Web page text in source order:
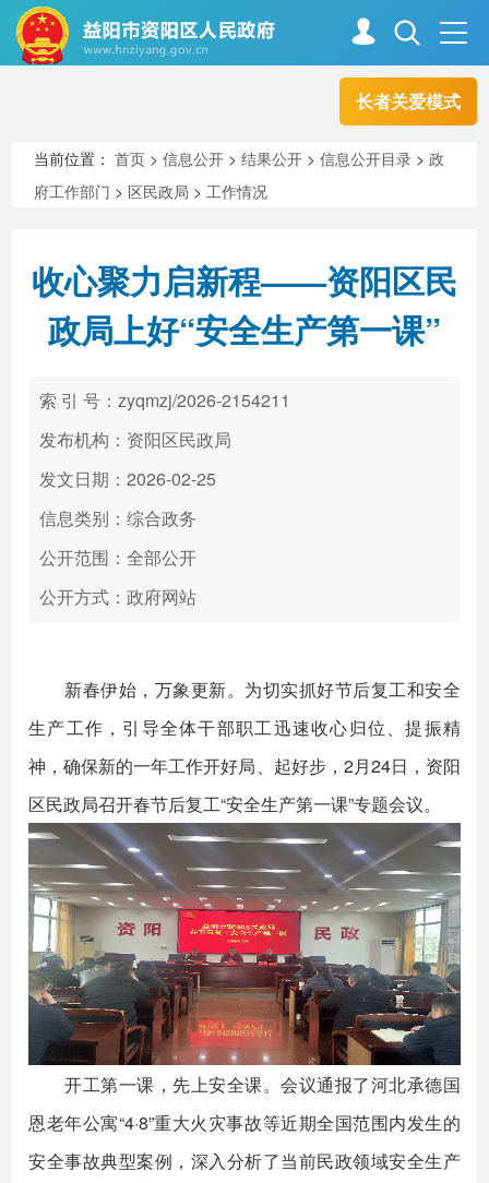
长者关爱模式
走进资阳
新闻中心 解读回应
政务服务
高效办成一件事
当前位置：首页 >信息公开 >结果公开 >信息公开目录 >政
府工作部门 > 区民政局 >工作情况
收心聚力启新程——资阳区民
政局上好“安全生产第一课”
索 引 号：zyqmzj/2026-2154211
发布机构：资阳区民政局
发文日期：2026-02-25
信息类别：综合政务
公开范围：全部公开
公开方式：政府网站
新春伊始，万象更新。为切实抓好节后复工和安全
生产工作，引导全体干部职工迅速收心归位、提振精
神，确保新的一年工作开好局、起好步，2月24日，资阳
区民政局召开春节后复工“安全生产第一课”专题会议。
开工第一课，先上安全课。会议通报了河北承德国
恩老年公寓“4·8”重大火灾事故等近期全国范围内发生的
安全事故典型案例，深入分析了当前民政领域安全生产